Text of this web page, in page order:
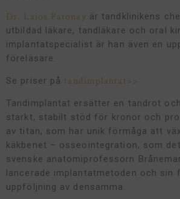
Dr. Lajos Patonay är tandklinikens
utbildad läkare, tandläkare och oral
implantatspecialist är han även en
föreläsare.
Se priser på tandimplantat>>
Tandimplantat ersätter en tandrot
starkt, stabilt stöd för kronor och
av titan, som har unik förmåga att
käkbenet – osseointegration, som
svenske anatomiprofessorn
lancerade implantatmetoden och sin
uppföljning av densamma.